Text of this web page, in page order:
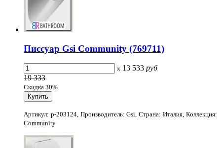
Писсуар Gsi Community (769711)
x 13 533 руб
19 333
Скидка 30%
Артикул: p-203124, Производитель: Gsi, Страна: Италия, Коллекция:
Community